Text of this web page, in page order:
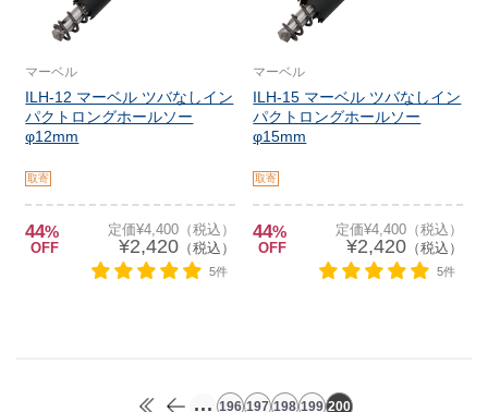
マーベル
ILH-12 マーベル ツバなしイン
パクトロングホールソー
φ12mm
取寄
44%
OFF
定価¥4,400（税込）
¥2,420（税込）
5件
マーベル
ILH-15 マーベル ツバなしイン
パクトロングホールソー
φ15mm
取寄
44%
OFF
定価¥4,400（税込）
¥2,420（税込）
5件
... 196 197 198 199 200